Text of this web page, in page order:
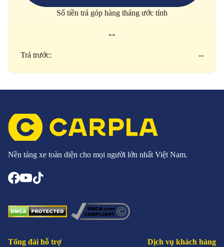
Số tiền trả góp hàng tháng ước tính
--
Trả trước: --
Nền tảng xe toàn diện cho mọi người lớn nhất Việt Nam.
Tổng đài hỗ trợ Dịch vụ khách hàng